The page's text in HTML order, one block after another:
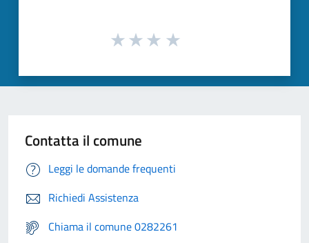
Contatta il comune
Leggi le domande frequenti
Richiedi Assistenza
Chiama il comune 0282261